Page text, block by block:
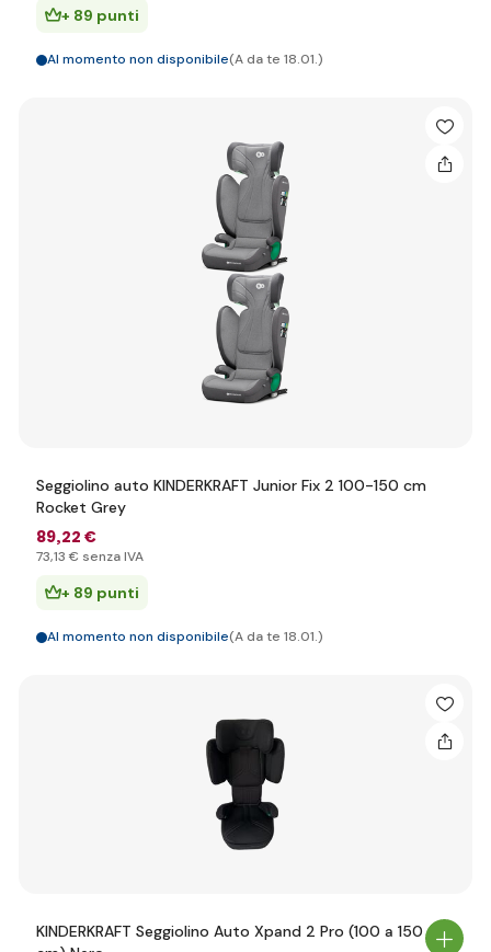
+ 89 punti
Al momento non disponibile(A da te 18.01.)
Seggiolino auto KINDERKRAFT Junior Fix 2 100-150 cm
Rocket Grey
89,22 €
73,13 € senza IVA
+ 89 punti
Al momento non disponibile(A da te 18.01.)
KINDERKRAFT Seggiolino Auto Xpand 2 Pro (100 a 150